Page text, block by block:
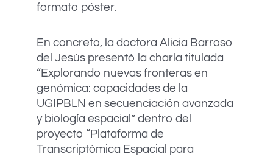
formato póster.
En concreto, la doctora Alicia Barroso
del Jesús presentó la charla titulada
“Explorando nuevas fronteras en
genómica: capacidades de la
UGIPBLN en secuenciación avanzada
y biología espacial” dentro del
proyecto “Plataforma de
Transcriptómica Espacial para